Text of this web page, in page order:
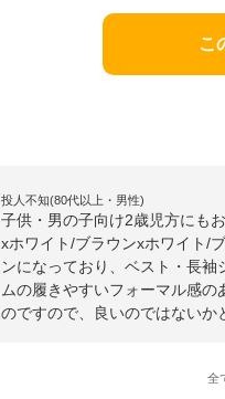
こ
投人不知(80代以上・男性)
子供・男の子向け2歳児方にも
xホワイト/ブラウンxホワイト/
ンになっており、ベスト・長
ムの履きやすいフォーマル感
のですので、良いのではないか
全